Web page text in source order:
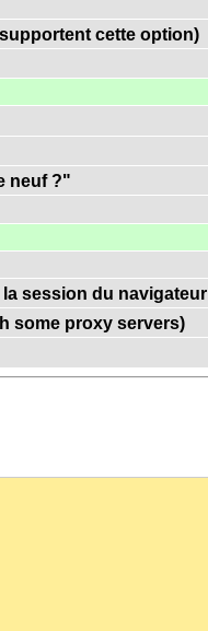
cette option)
neuf ?"
session du navigateur
some proxy servers)